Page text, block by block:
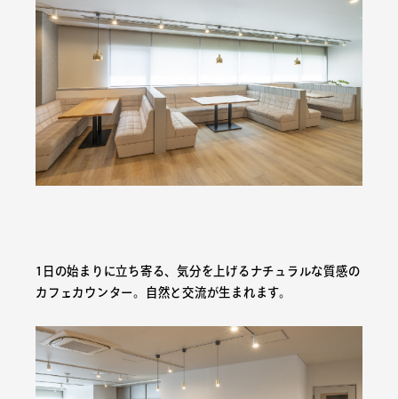
1日の始まりに立ち寄る、気分を上げるナチュラルな質感の
カフェカウンター。自然と交流が生まれます。